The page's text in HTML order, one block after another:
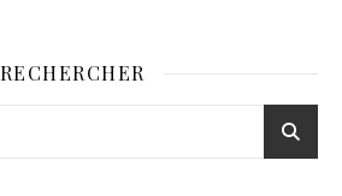
RECHERCHER